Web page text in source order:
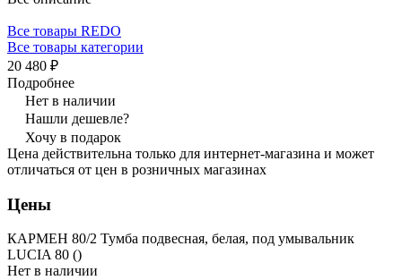
Все товары REDO
Все товары категории
20 480 ₽
Подробнее
Нет в наличии
Нашли дешевле?
Хочу в подарок
Цена действительна только для интернет-магазина и может
отличаться от цен в розничных магазинах
Цены
КАРМЕН 80/2 Тумба подвесная, белая, под умывальник
LUCIA 80 ()
Нет в наличии